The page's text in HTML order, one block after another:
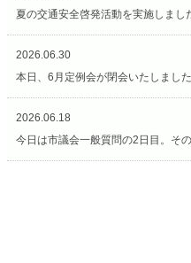
夏の交通安全啓発活動を実施しまし
2026.06.30
本日、6月定例会が閉会いたしました
2026.06.18
今日は市議会一般質問の2日目。その